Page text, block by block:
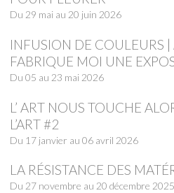
Du 29 mai au 20 juin 2026
INFUSION DE COULEURS |
FABRIQUE MOI UNE
Du 05 au 23 mai 2026
L’ ART NOUS TOUCHE
L’ART #2
Du 17 janvier au 06 avril 2026
LA RÉSISTANCE DES
Du 27 novembre au 20 décembre 2025